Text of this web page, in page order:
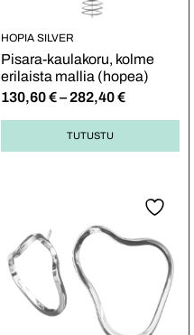
HOPIA SILVER
Pisara-kaulakoru, kolme
erilaista mallia (hopea)
130,60€– 282,40€
TUTUSTU